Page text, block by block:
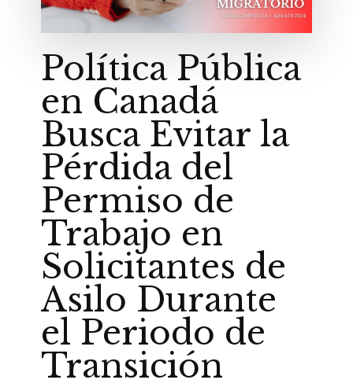
Política Pública
en Canadá
Busca Evitar la
Pérdida del
Permiso de
Trabajo en
Solicitantes de
Asilo Durante
el Periodo de
Transición